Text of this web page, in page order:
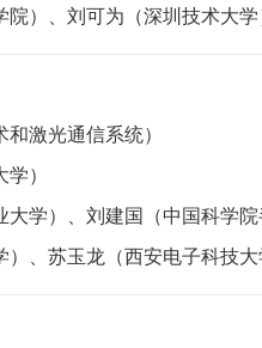
）、刘可为（深圳技术大学
激光通信系统）
）
学）、刘建国（中国科学
、苏玉龙（西安电子科技大